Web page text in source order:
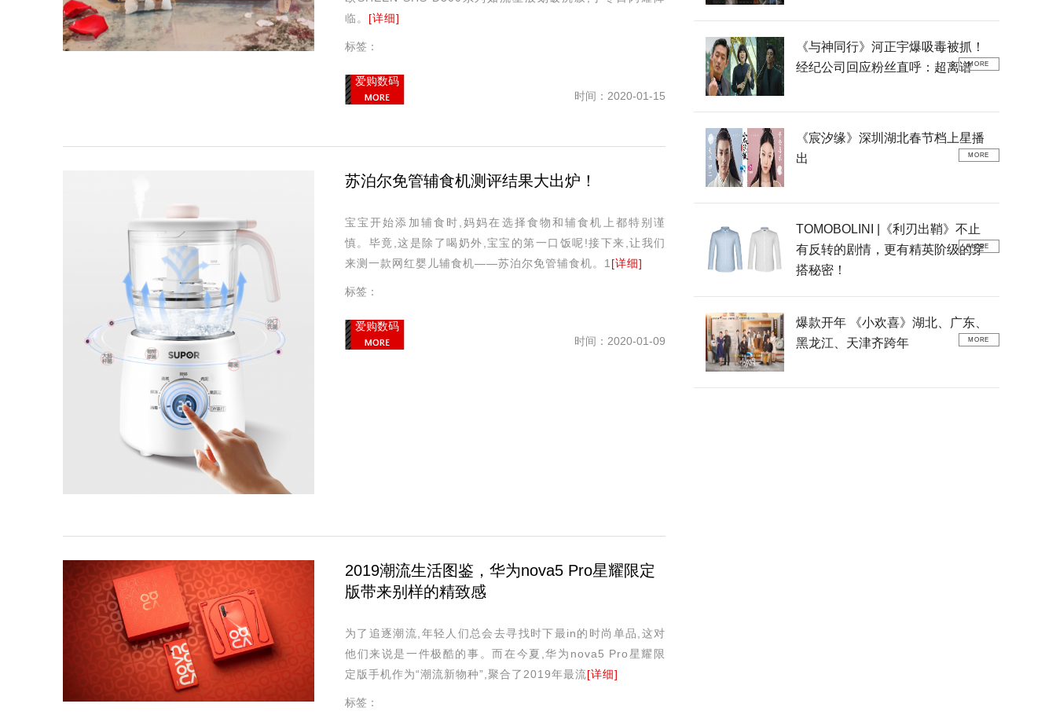
临。 [详细]
标签：
爱购数码
时间：2020-01-15
苏泊尔免管辅食机测评结果大出炉！
宝宝开始添加辅食时,妈妈在选择食物和辅食机上都特别谨
慎。毕竟,这是除了喝奶外,宝宝的第一口饭呢!接下来,让我们
来测一款网红婴儿辅食机——苏泊尔免管辅食机。1 [详细]
标签：
爱购数码
时间：2020-01-09
2019潮流生活图鉴，华为nova5 Pro星耀限定
版带来别样的精致感
为了追逐潮流,年轻人们总会去寻找时下最in的时尚单品,这对
他们来说是一件极酷的事。而在今夏,华为nova5 Pro星耀限
定版手机作为“潮流新物种”,聚合了2019年最流[详细]
标签：
《与神同行》河正宇爆吸毒被抓！
经纪公司回应粉丝直呼：超离谱MORE
《宸汐缘》深圳湖北春节档上星播
出
MORE
TOMOBOLINI |《利刃出鞘》不止
有反转的剧情，更有精英阶级的穿
搭秘密！
MORE
爆款开年 《小欢喜》湖北、广东、
黑龙江、天津齐跨年
MORE